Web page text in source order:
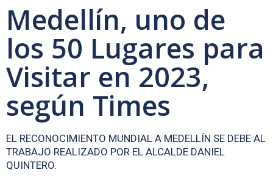
Medellín, uno de
los 50 Lugares para
Visitar en 2023,
según Times
EL RECONOCIMIENTO MUNDIAL A MEDELLÍN SE DEBE AL
TRABAJO REALIZADO POR EL ALCALDE DANIEL
QUINTERO.